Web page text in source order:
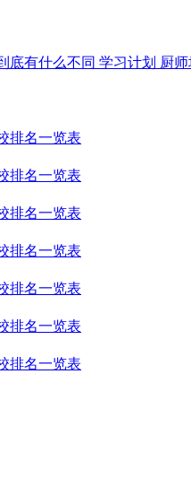
底有什么不同 学习计划 厨
排名一览表
排名一览表
排名一览表
排名一览表
排名一览表
排名一览表
排名一览表